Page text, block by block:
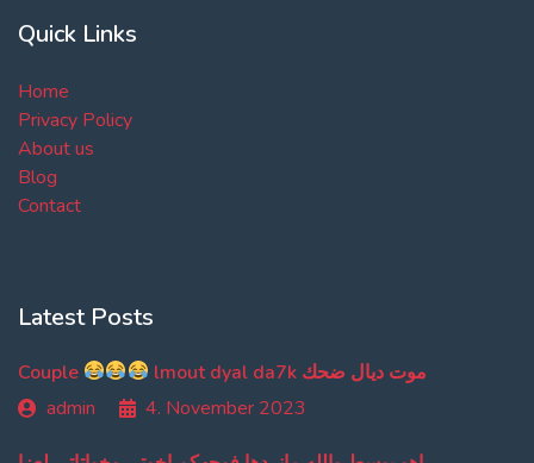
Quick Links
Home
Privacy Policy
About us
Blog
Contact
Latest Posts
Couple
lmout dyal da7k موت ديال ضحك
admin
4. November 2023